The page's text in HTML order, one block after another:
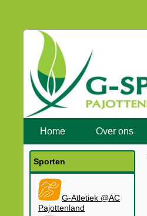
Home Over ons
Sporten
G-Atletiek @AC
Pajottenland